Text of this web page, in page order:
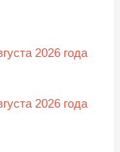
2026 года
2026 года